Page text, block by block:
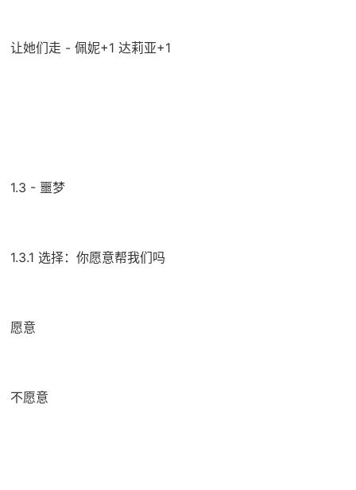
让她们走 - 佩妮+1 达莉亚+1
1.3 - 噩梦
1.3.1 选择：你愿意帮我们吗
愿意
不愿意